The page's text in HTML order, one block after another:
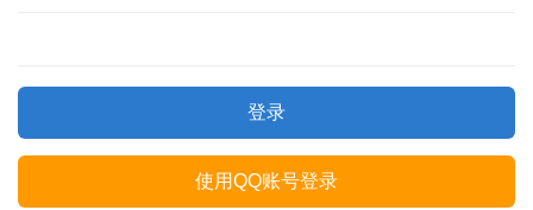
登录
使用QQ账号登录